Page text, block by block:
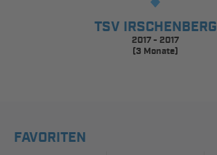
TSV IRSCHENBERG
2017 - 2017
(3 Monate)
FAVORITEN